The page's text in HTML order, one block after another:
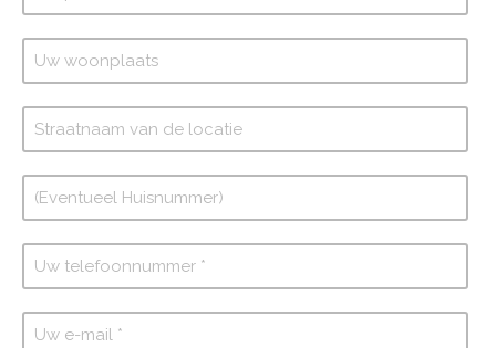
Switch The Language
Nederlands English